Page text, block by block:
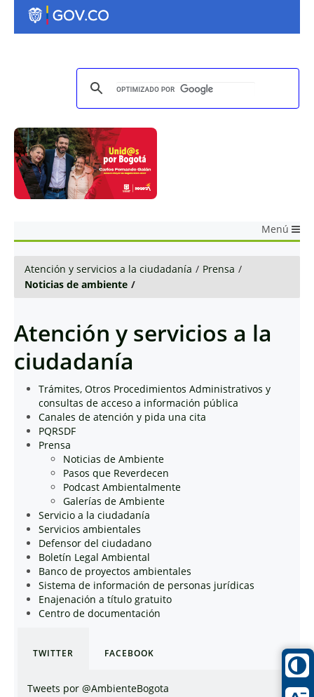
Menú
Atención y servicios a la ciudadanía / Prensa /
Noticias de ambiente /
Atención y servicios a la
ciudadanía
Trámites, Otros Procedimientos Administrativos y
consultas de acceso a información pública
Canales de atención y pida una cita
PQRSDF
Prensa
Noticias de Ambiente
Pasos que Reverdecen
Podcast Ambientalmente
Galerías de Ambiente
Servicio a la ciudadanía
Servicios ambientales
Defensor del ciudadano
Boletín Legal Ambiental
Banco de proyectos ambientales
Sistema de información de personas jurídicas
Enajenación a título gratuito
Centro de documentación
TWITTER FACEBOOK
Tweets por @AmbienteBogota